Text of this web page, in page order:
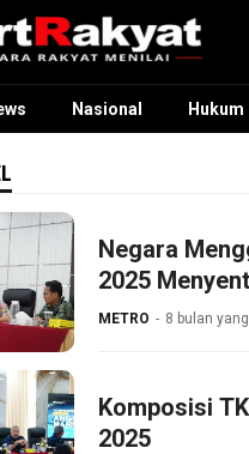
MenilaiNasional Hukum
Negara
2025
METRO 8 bulan
Komposisi
2025